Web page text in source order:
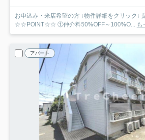
お申込み・来店希望の方 ↓物件詳細をクリック↓
☆☆POINT☆☆ ①仲介料50%OFF～100%O... も
アパート